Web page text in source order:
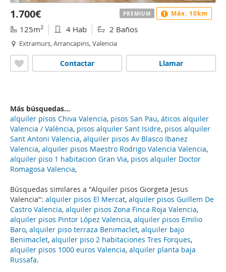
Búsquedas similares a "Alquiler pisos Giorgeta Jesus
Valencia": alquiler pisos El Mercat, alquiler pisos Guillem De
Castro Valencia, alquiler pisos Zona Finca Roja Valencia,
alquiler pisos Pintor López Valencia, alquiler pisos Emilio
Baro, alquiler piso terraza Benimaclet, alquiler bajo
Benimaclet, alquiler piso 2 habitaciones Tres Forques,
alquiler pisos 1000 euros Valencia, alquiler planta baja
Russafa.
1.700€
125m2 4 Hab 2 Baños
Extramurs, Arrancapins, Valencia
Llamar
Contactar
PREMIUM Máx. 10km
Más búsquedas...
alquiler pisos Chiva Valencia, pisos San Pau, áticos alquiler
Valencia / València, pisos alquiler Sant Isidre, pisos alquiler
Sant Antoni Valencia, alquiler pisos Av Blasco Ibanez
Valencia, alquiler pisos Maestro Rodrigo Valencia Valencia,
alquiler piso 1 habitacion Gran Via, pisos alquiler Doctor
Romagosa Valencia,